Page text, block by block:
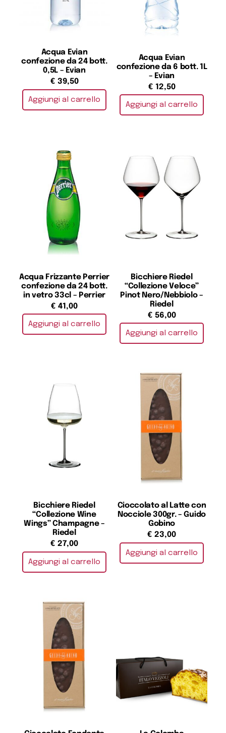
Acqua Evian
confezione da 24 bott.
0,5L – Evian
€ 39,50
Aggiungi al carrello
Acqua Evian
confezione da 6 bott. 1L
– Evian
€ 12,50
Aggiungi al carrello
Acqua Frizzante Perrier
confezione da 24 bott.
in vetro 33cl – Perrier
€ 41,00
Aggiungi al carrello
Bicchiere Riedel
“Collezione Veloce”
Pinot Nero/Nebbiolo –
Riedel
€ 56,00
Aggiungi al carrello
Bicchiere Riedel
“Collezione Wine
Wings” Champagne –
Riedel
€ 27,00
Aggiungi al carrello
Cioccolato al Latte con
Nocciole 300gr. – Guido
Gobino
€ 23,00
Aggiungi al carrello